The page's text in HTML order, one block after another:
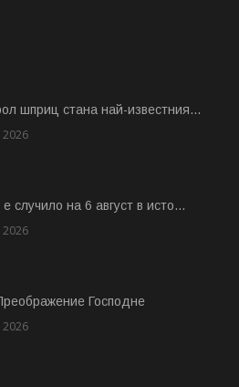
шприц стана най-известния...
2026
е случило на 6 август в исто...
2026
Господне
2026